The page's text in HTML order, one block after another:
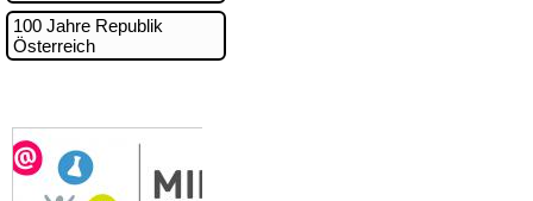
100 Jahre Republik
Österreich